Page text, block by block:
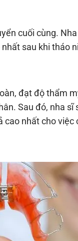
cuối cùng.
sau khi tháo
đạt độ thẩm
Sau đó, nha
cao nhất cho việc